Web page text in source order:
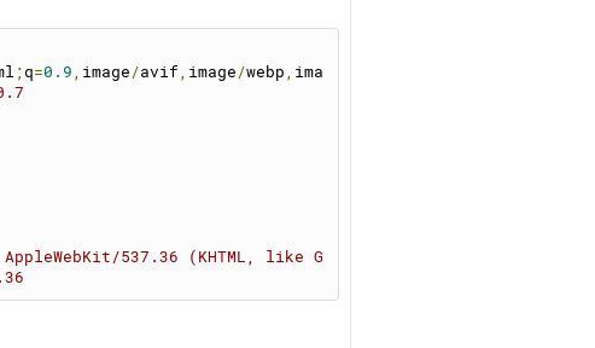
; q=0.9 image /avif image /webp
ima
537.36 (KHTML, like G